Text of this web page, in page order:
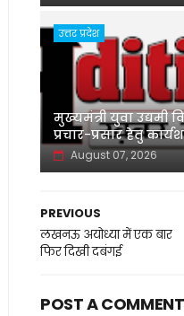
उत्तर प्रदेश
मुख्यमंत्री युवा
प्रचार-प्रसार हेतु
August 07, 2026
PREVIOUS
लखनऊ अयोध्या में एक बार
फिर दिखी दबंगई
POST A COMMENT